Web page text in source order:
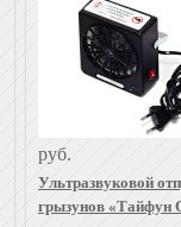
руб.
Ультразвуковой
грызунов «Тайфун